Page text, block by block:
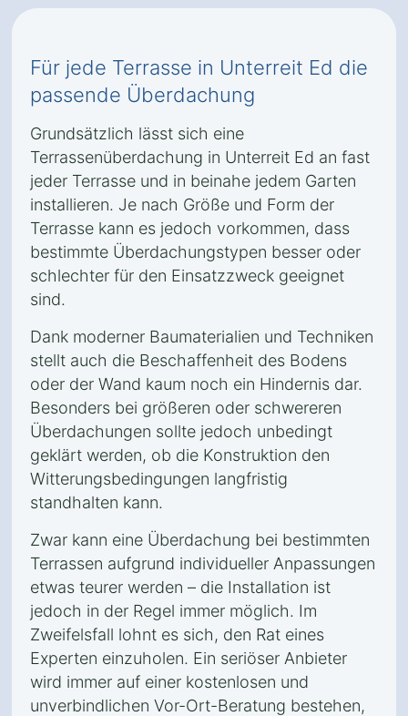
Für jede Terrasse in Unterreit Ed die
passende Überdachung
Grundsätzlich lässt sich eine
Terrassenüberdachung in Unterreit Ed an fast
jeder Terrasse und in beinahe jedem Garten
installieren. Je nach Größe und Form der
Terrasse kann es jedoch vorkommen, dass
bestimmte Überdachungstypen besser oder
schlechter für den Einsatzzweck geeignet
sind.
Dank moderner Baumaterialien und Techniken
stellt auch die Beschaffenheit des Bodens
oder der Wand kaum noch ein Hindernis dar.
Besonders bei größeren oder schwereren
Überdachungen sollte jedoch unbedingt
geklärt werden, ob die Konstruktion den
Witterungsbedingungen langfristig
standhalten kann.
Zwar kann eine Überdachung bei bestimmten
Terrassen aufgrund individueller Anpassungen
etwas teurer werden – die Installation ist
jedoch in der Regel immer möglich. Im
Zweifelsfall lohnt es sich, den Rat eines
Experten einzuholen. Ein seriöser Anbieter
wird immer auf einer kostenlosen und
unverbindlichen Vor-Ort-Beratung bestehen,